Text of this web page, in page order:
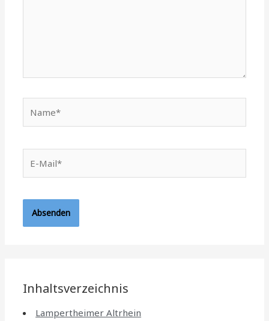
Mail*
Inhaltsverzeichnis
Lampertheimer Altrhein